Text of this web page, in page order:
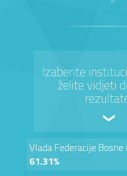
Izaberite
želite vidjeti
Vlada Federacije
61.31%